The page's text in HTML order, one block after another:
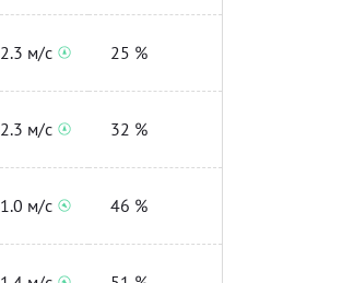
2.3 м/с 25 %
2.3 м/с 32 %
1.0 м/с 46 %